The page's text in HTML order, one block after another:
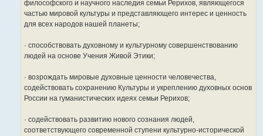
философского и научного наследия семьи Рерихов, являющегося
частью мировой культуры и представляющего интерес и ценность
для всех народов нашей планеты;
· способствовать духовному и культурному совершенствованию
людей на основе Учения Живой Этики;
· возрождать мировые духовные ценности человечества,
содействовать сохранению Культуры и укреплению духовных основ
России на гуманистических идеях семьи Рерихов;
· содействовать развитию нового сознания людей,
соответствующего современной ступени культурно-исторической